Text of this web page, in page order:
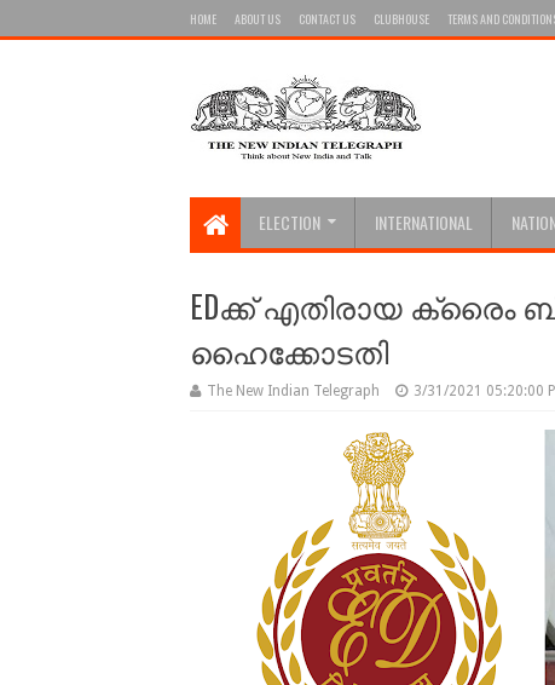
HOME ABOUT US CONTACT US CLUBHOUSE TERMS AND
ELECTION INTERNATIONAL
EDക്ക് എതിരായ ക്രൈം
ഹൈക്കോടതി
The New Indian Telegraph 3/31/2021 05:20:00